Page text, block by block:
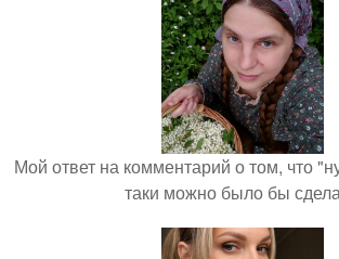
Мой ответ на комментарий о том, что
таки можно было бы